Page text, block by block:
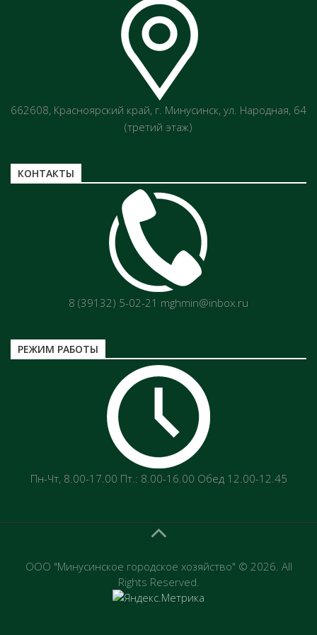
662608, Красноярский край, г. Минусинск, ул. Народная, 64
(третий этаж)
КОНТАКТЫ
8 (39132) 5-02-21 mghmin@inbox.ru
РЕЖИМ РАБОТЫ
Пн-Чт‚ 8.00-17.00 Пт.: 8.00-16.00 Обед 12.00-12.45
ООО "Минусинское городское хозяйство" © 2026. All
Rights Reserved.